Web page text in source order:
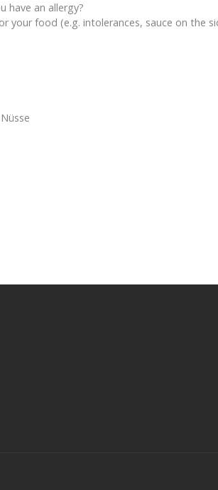
have an allergy?
your food (e.g. intolerances, sauce on the